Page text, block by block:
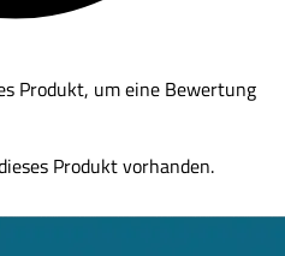
Produkt, um eine Bewertung
Produkt vorhanden.